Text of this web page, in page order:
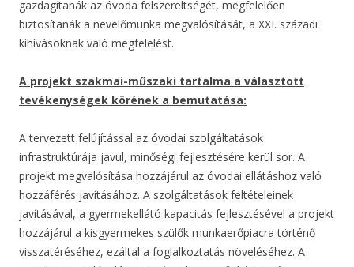
gazdagítanák az óvoda felszereltségét, megfelelően
biztosítanák a nevelőmunka megvalósítását, a XXI. századi
kihívásoknak való megfelelést.
A projekt szakmai-műszaki tartalma a választott
tevékenységek körének a bemutatása:
A tervezett felújítással az óvodai szolgáltatások
infrastruktúrája javul, minőségi fejlesztésére kerül sor. A
projekt megvalósítása hozzájárul az óvodai ellátáshoz való
hozzáférés javításához. A szolgáltatások feltételeinek
javításával, a gyermekellátó kapacitás fejlesztésével a projekt
hozzájárul a kisgyermekes szülők munkaerőpiacra történő
visszatéréséhez, ezáltal a foglalkoztatás növeléséhez. A